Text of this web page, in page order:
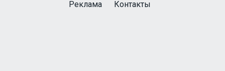
Реклама Контакты